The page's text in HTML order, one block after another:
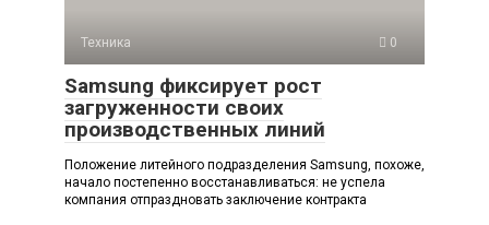
Техника 0
Samsung фиксирует рост
загруженности своих
производственных линий
Положение литейного подразделения Samsung, похоже,
начало постепенно восстанавливаться: не успела
компания отпраздновать заключение контракта